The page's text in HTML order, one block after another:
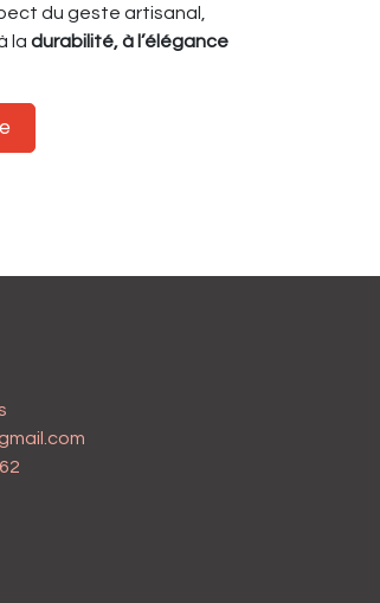
du geste artisanal,
la durabilité, à l’élégance